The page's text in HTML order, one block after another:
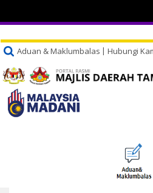
Aduan & Maklumbalas Hubungi